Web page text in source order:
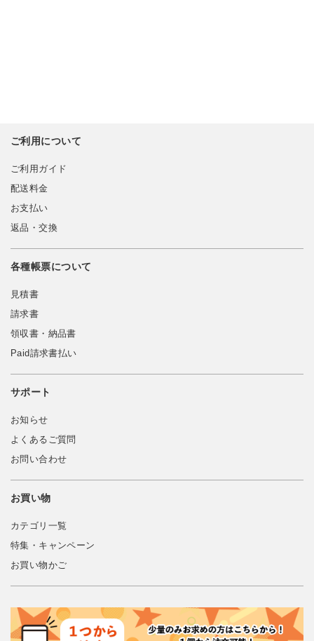
ご利用について
ご利用ガイド
配送料金
お支払い
返品・交換
各種帳票について
見積書
請求書
領収書・納品書
Paid請求書払い
サポート
お知らせ
よくあるご質問
お問い合わせ
お買い物
カテゴリ一覧
特集・キャンペーン
お買い物かご